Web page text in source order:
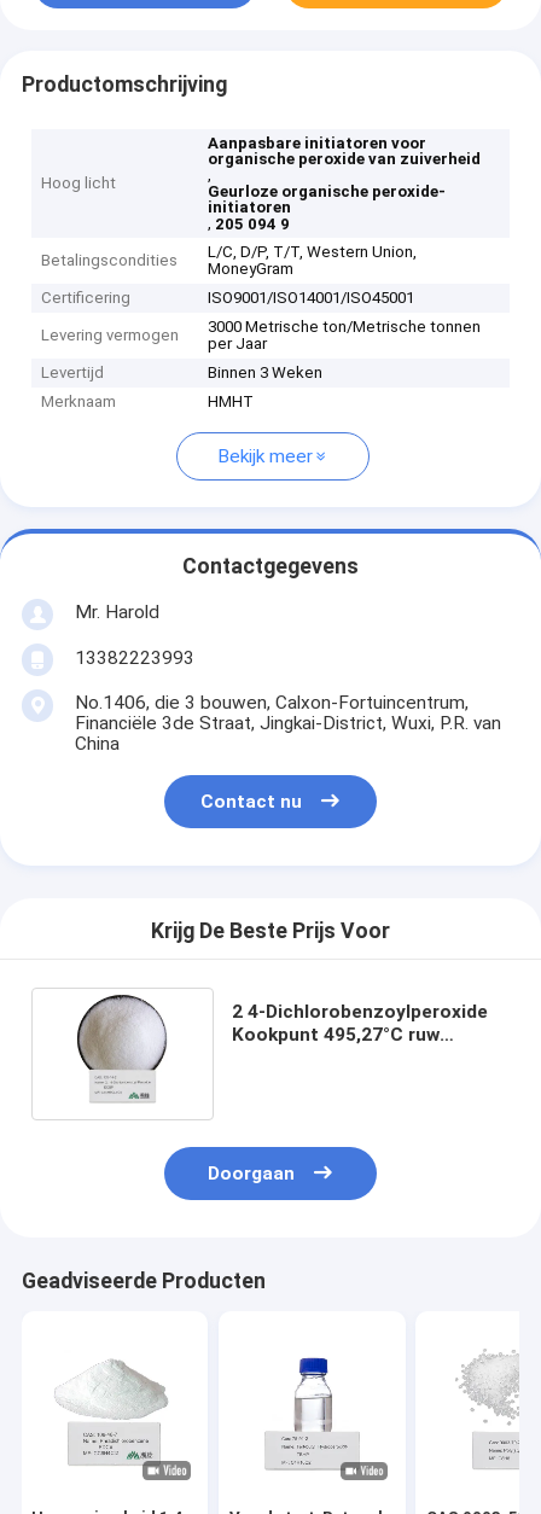
Productomschrijving
Hoog licht
Aanpasbare initiatoren voor
organische peroxide van zuiverheid
,
Geurloze organische peroxide-
initiatoren
, 205 094 9
Betalingscondities
L/C, D/P, T/T, Western Union,
MoneyGram
Certificering
ISO9001/ISO14001/ISO45001
Levering vermogen
3000 Metrische ton/Metrische tonnen
per Jaar
Levertijd
Binnen 3 Weken
Merknaam
HMHT
Bekijk meer
Contactgegevens
Mr. Harold
13382223993
No.1406, die 3 bouwen, Calxon-Fortuincentrum,
Financiële 3de Straat, Jingkai-District, Wuxi, P.R. van
China
Contact nu
Krijg De Beste Prijs Voor
2 4-Dichlorobenzoylperoxide
Kookpunt 495,27°C ruw
Doorgaan
Geadviseerde Producten